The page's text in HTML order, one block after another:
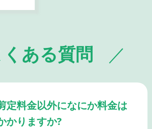
くある質問
定料金以外になにか料金は
かりますか?